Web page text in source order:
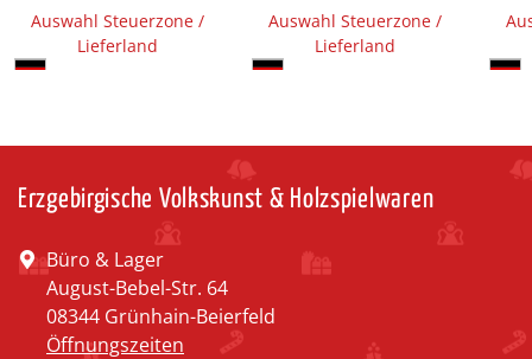
Auswahl Steuerzone /
Lieferland
Auswahl Steuerzone /
Lieferland
Erzgebirgische Volkskunst & Holzspielwaren
Büro & Lager
August-Bebel-Str. 64
08344 Grünhain-Beierfeld
Öffnungszeiten